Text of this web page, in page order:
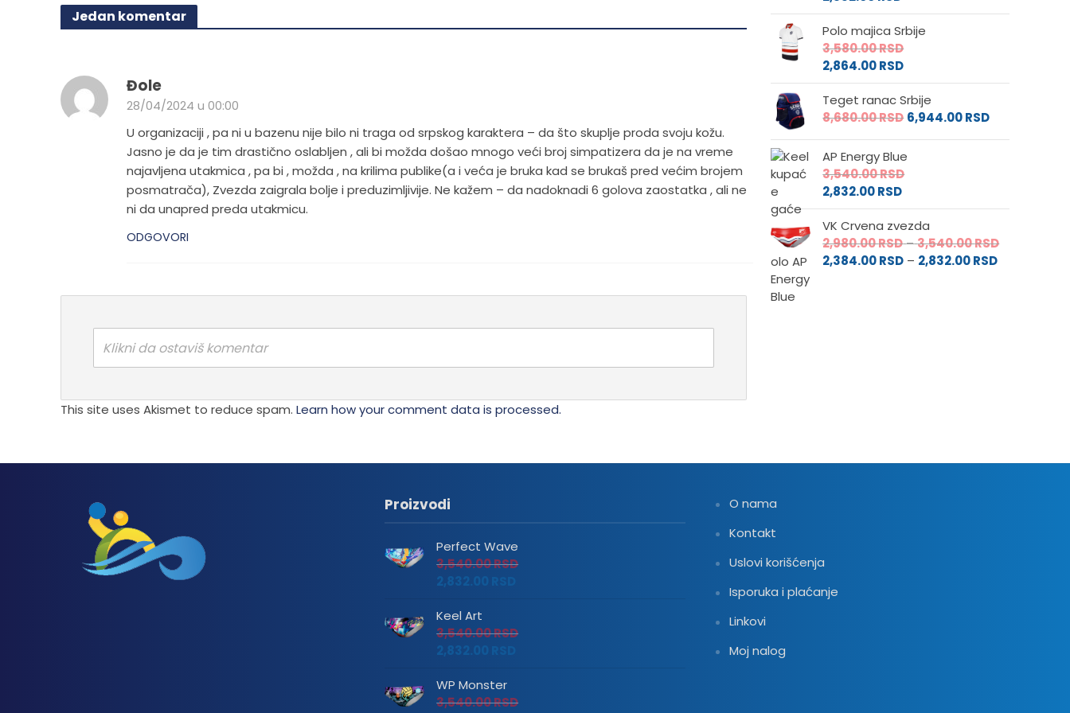
Jedan komentar
Đole
28/04/2024 u 00:00
U organizaciji , pa ni u bazenu nije bilo ni traga od srpskog karaktera – da što skuplje proda svoju kožu.
Jasno je da je tim drastično oslabljen , ali bi možda došao mnogo veći broj simpatizera da je na vreme
najavljena utakmica , pa bi , možda , na krilima publike(a i veća je bruka kad se brukaš pred većim brojem
posmatrača), Zvezda zaigrala bolje i preduzimljivije. Ne kažem – da nadoknadi 6 golova zaostatka , ali ne
ni da unapred preda utakmicu.
ODGOVORI
Klikni da ostaviš komentar
This site uses Akismet to reduce spam. Learn how your comment data is processed.
Polo majica Srbije
3,580.00RSD
2,864.00RSD
Teget ranac Srbije
8,680.00RSD 6,944.00RSD
AP Energy Blue
3,540.00RSD
2,832.00RSD
VK Crvena zvezda
2,980.00RSD–3,540.00RSDRaspon
2,384.00RSD – 2,832.00RSDRaspon
Proizvodi
Perfect Wave
3,540.00RSD
2,832.00
Keel Art
3,540.00RSD
2,832.00
WP Monster
3,540.00RSD
O nama
Kontakt
Uslovi korišćenja
Isporuka i plaćanje
Linkovi
Moj nalog